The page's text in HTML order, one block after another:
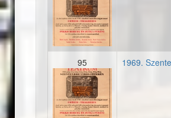
95 1969.